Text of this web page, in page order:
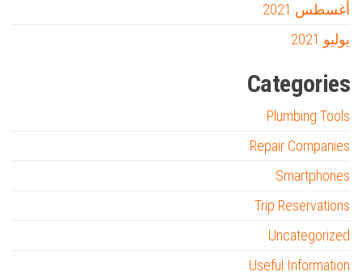
أغسطس 2021
يوليو 2021
Categories
Plumbing Tools
Repair Companies
Smartphones
Trip Reservations
Uncategorized
Useful Information